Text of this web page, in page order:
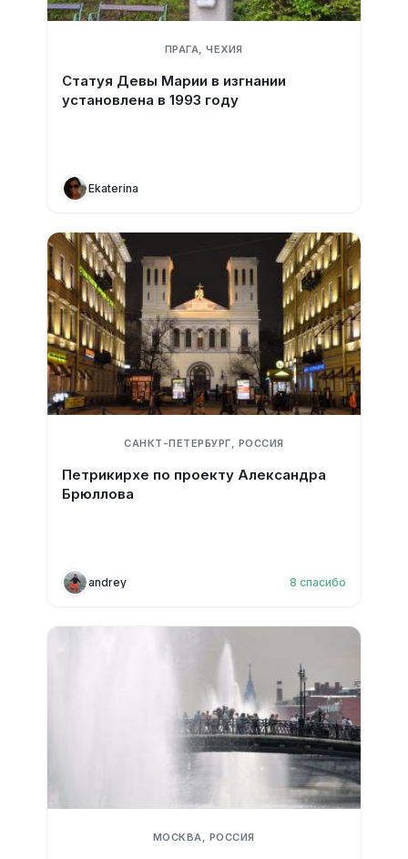
ПРАГА, ЧЕХИЯ
Статуя Девы Марии в изгнании
установлена в 1993 году
Ekaterina
САНКТ-ПЕТЕРБУРГ, РОССИЯ
Петрикирхе по проекту Александра
Брюллова
andrey 8 спасибо
МОСКВА, РОССИЯ